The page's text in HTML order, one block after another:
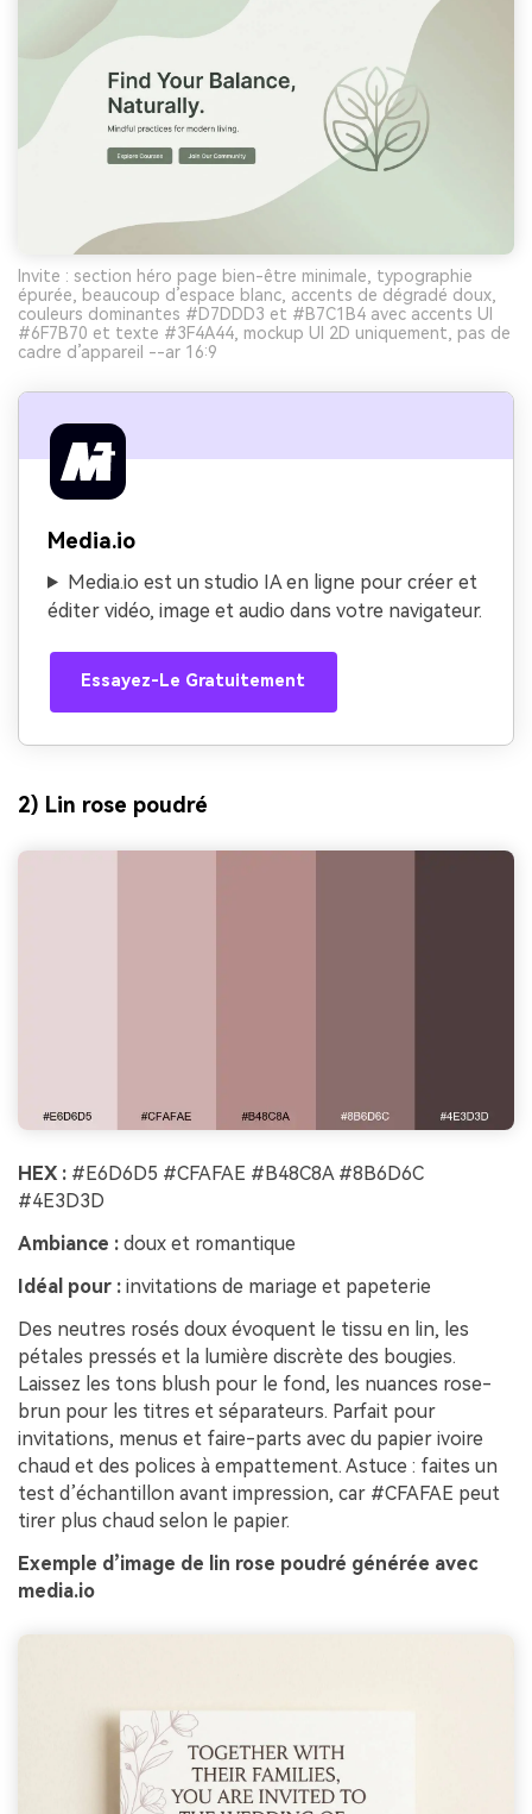
Invite : section héro page bien-être minimale, typographie
épurée, beaucoup d’espace blanc, accents de dégradé doux,
couleurs dominantes #D7DDD3 et #B7C1B4 avec accents UI
#6F7B70 et texte #3F4A44, mockup UI 2D uniquement, pas de
cadre d’appareil --ar 16:9
Media.io
Media.io est un studio IA en ligne pour créer et
éditer vidéo, image et audio dans votre navigateur.
Essayez-Le Gratuitement
2) Lin rose poudré
HEX : #E6D6D5 #CFAFAE #B48C8A #8B6D6C
#4E3D3D
Ambiance : doux et romantique
Idéal pour : invitations de mariage et papeterie
Des neutres rosés doux évoquent le tissu en lin, les
pétales pressés et la lumière discrète des bougies.
Laissez les tons blush pour le fond, les nuances rose-
brun pour les titres et séparateurs. Parfait pour
invitations, menus et faire-parts avec du papier ivoire
chaud et des polices à empattement. Astuce : faites un
test d’échantillon avant impression, car #CFAFAE peut
tirer plus chaud selon le papier.
Exemple d’image de lin rose poudré générée avec
media.io